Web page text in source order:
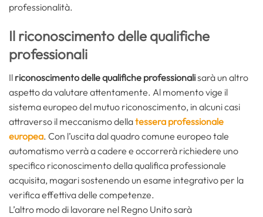
professionalità.
Il riconoscimento delle qualifiche
professionali
Il riconoscimento delle qualifiche professionalisarà un altro
aspetto da valutare attentamente. Al momento vige il
sistema europeo del mutuo riconoscimento, in alcuni casi
attraverso il meccanismo dellatessera professionale
europea. Con l’uscita dal quadro comune europeo tale
automatismo verrà a cadere e occorrerà richiedere uno
specifico riconoscimento della qualifica professionale
acquisita, magari sostenendo un esame integrativo per la
verifica effettiva delle competenze.
L’altro modo di lavorare nel Regno Unito sarà